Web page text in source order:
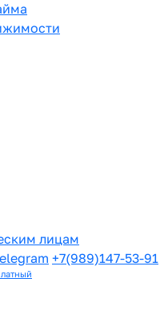
лицам
+7(989)147-53-91